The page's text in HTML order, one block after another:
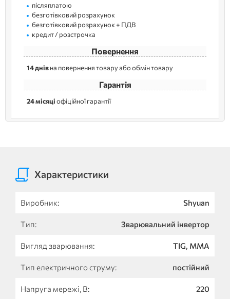
післяплатою
безготівковий розрахунок
безготівковий розрахунок + ПДВ
кредит / розстрочка
Повернення
14 днівна повернення товару або обмін товару
Гарантія
24 місяціофіційної гарантії
Характеристики
Виробник: Shyuan
Тип: Зварювальний інвертор
Вигляд зварювання: TIG, MMA
Тип електричного струму: постійний
Напруга мережі, В: 220